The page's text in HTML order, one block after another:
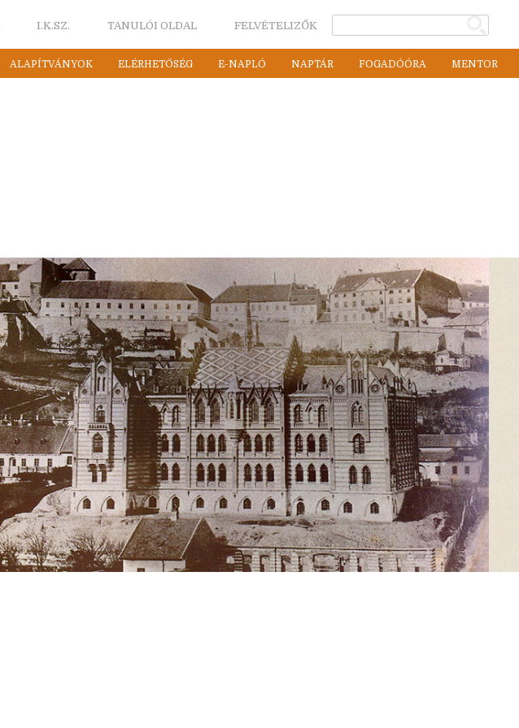
I.K.SZ. TANULÓI OLDAL FELVÉTELIZŐK
ALAPÍTVÁNYOK ELÉRHETŐSÉG E-NAPLÓ NAPTÁR FOGADÓÓRA MENTOR